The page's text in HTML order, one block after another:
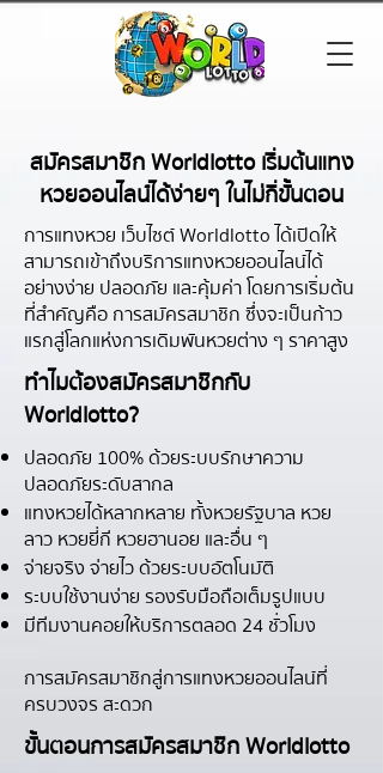
สมัครสมาชิก Worldlotto เริ่มต้นแทง
หวยออนไลน์ได้ง่ายๆ ในไม่กี่ขั้นตอน
การแทงหวย เว็บไซต์ Worldlotto ได้เปิดให้
สามารถเข้าถึงบริการแทงหวยออนไลน์ได้
อย่างง่าย ปลอดภัย และคุ้มค่า โดยการเริ่มต้น
ที่สำคัญคือ การสมัครสมาชิก ซึ่งจะเป็นก้าว
แรกสู่โลกแห่งการเดิมพันหวยต่าง ๆ ราคาสูง
ทำไมต้องสมัครสมาชิกกับ
Worldlotto?
ปลอดภัย 100% ด้วยระบบรักษาความ
ปลอดภัยระดับสากล
แทงหวยได้หลากหลาย ทั้งหวยรัฐบาล หวย
ลาว หวยยี่กี หวยฮานอย และอื่น ๆ
จ่ายจริง จ่ายไว ด้วยระบบอัตโนมัติ
ระบบใช้งานง่าย รองรับมือถือเต็มรูปแบบ
มีทีมงานคอยให้บริการตลอด 24 ชั่วโมง
การสมัครสมาชิกสู่การแทงหวยออนไลน์ที่
ครบวงจร สะดวก
ขั้นตอนการสมัครสมาชิก Worldlotto